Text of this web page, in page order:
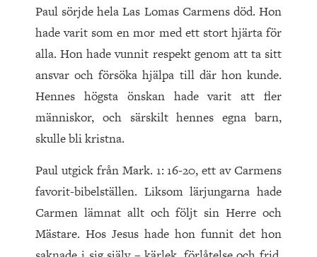
Paul sörjde hela Las Lomas Carmens död. Hon
hade varit som en mor med ett stort hjärta för
alla. Hon hade vunnit respekt genom att ta sitt
ansvar och försöka hjälpa till där hon kunde.
Hennes högsta önskan hade varit att fler
människor, och särskilt hennes egna barn,
skulle bli kristna.
Paul utgick från Mark. 1: 16-20, ett av Carmens
favorit-bibelställen. Liksom lärjungarna hade
Carmen lämnat allt och följt sin Herre och
Mästare. Hos Jesus hade hon funnit det hon